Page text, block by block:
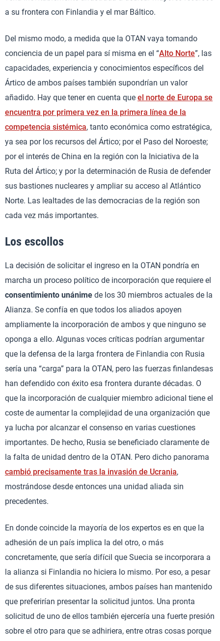
a su frontera con Finlandia y el mar Báltico.
Del mismo modo, a medida que la OTAN vaya tomando
conciencia de un papel para sí misma en el “Alto Norte”, las
capacidades, experiencia y conocimientos específicos del
Ártico de ambos países también supondrían un valor
añadido. Hay que tener en cuenta que el norte de Europa se
encuentra por primera vez en la primera línea de la
competencia sistémica, tanto económica como estratégica,
ya sea por los recursos del Ártico; por el Paso del Noroeste;
por el interés de China en la región con la Iniciativa de la
Ruta del Ártico; y por la determinación de Rusia de defender
sus bastiones nucleares y ampliar su acceso al Atlántico
Norte. Las lealtades de las democracias de la región son
cada vez más importantes.
Los escollos
La decisión de solicitar el ingreso en la OTAN pondría en
marcha un proceso político de incorporación que requiere el
consentimiento unánime de los 30 miembros actuales de la
Alianza. Se confía en que todos los aliados apoyen
ampliamente la incorporación de ambos y que ninguno se
oponga a ello. Algunas voces críticas podrían argumentar
que la defensa de la larga frontera de Finlandia con Rusia
sería una “carga” para la OTAN, pero las fuerzas finlandesas
han defendido con éxito esa frontera durante décadas. O
que la incorporación de cualquier miembro adicional tiene el
coste de aumentar la complejidad de una organización que
ya lucha por alcanzar el consenso en varias cuestiones
importantes. De hecho, Rusia se beneficiado claramente de
la falta de unidad dentro de la OTAN. Pero dicho panorama
cambió precisamente tras la invasión de Ucrania,
mostrándose desde entonces una unidad aliada sin
precedentes.
En donde coincide la mayoría de los expertos es en que la
adhesión de un país implica la del otro, o más
concretamente, que sería difícil que Suecia se incorporara a
la alianza si Finlandia no hiciera lo mismo. Por eso, a pesar
de sus diferentes situaciones, ambos países han mantenido
que preferirían presentar la solicitud juntos. Una pronta
solicitud de uno de ellos también ejercería una fuerte presión
sobre el otro para que se adhiriera, entre otras cosas porque